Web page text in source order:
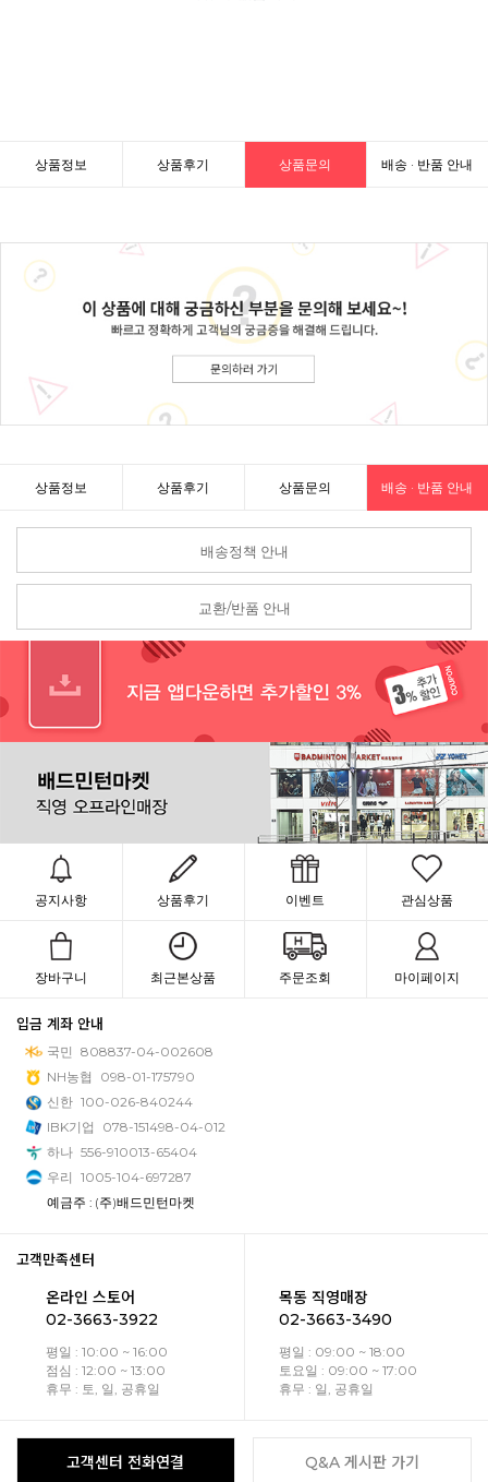
상품정보 상품후기 상품문의 배송 · 반품 안내
상품정보 상품후기 상품문의 배송 · 반품 안내
배송정책 안내
교환/반품 안내
공지사항 상품후기 이벤트 관심상품
장바구니 최근본상품 주문조회 마이페이지
입금 계좌 안내
국민 808837-04-002608
NH농협
098-01-175790
신한 100-026-840244
IBK기업
078-151498-04-012
하나 556-910013-65404
우리 1005-104-697287
예금주 : (주)배드민턴마켓
고객만족센터
온라인 스토어
02-3663-3922
평일 : 10:00 ~ 16:00
점심 : 12:00 ~ 13:00
휴무 : 토, 일, 공휴일
목동 직영매장
02-3663-3490
평일 : 09:00 ~ 18:00
토요일 : 09:00 ~ 17:00
휴무 : 일, 공휴일
고객센터 전화연결 Q&A 게시판 가기